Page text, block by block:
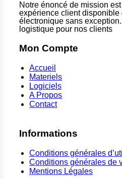
Notre énoncé de mission
expérience client disponible
électronique sans
logistique pour nos clients
Mon Compte
Accueil
Materiels
Logiciels
A Propos
Contact
Informations
Conditions générales
Conditions générales de
Mentions Légales